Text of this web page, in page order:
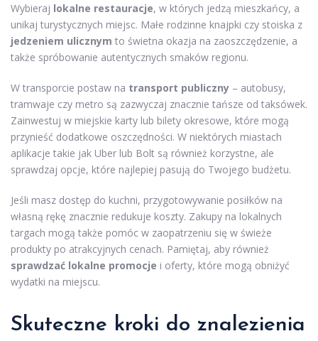
Wybieraj lokalne restauracje, w których jedzą mieszkańcy, a
unikaj turystycznych miejsc. Małe rodzinne knajpki czy stoiska z
jedzeniem ulicznym to świetna okazja na zaoszczędzenie, a
także spróbowanie autentycznych smaków regionu.
W transporcie postaw na transport publiczny – autobusy,
tramwaje czy metro są zazwyczaj znacznie tańsze od taksówek.
Zainwestuj w miejskie karty lub bilety okresowe, które mogą
przynieść dodatkowe oszczędności. W niektórych miastach
aplikacje takie jak Uber lub Bolt są również korzystne, ale
sprawdzaj opcje, które najlepiej pasują do Twojego budżetu.
Jeśli masz dostęp do kuchni, przygotowywanie posiłków na
własną rękę znacznie redukuje koszty. Zakupy na lokalnych
targach mogą także pomóc w zaopatrzeniu się w świeże
produkty po atrakcyjnych cenach. Pamiętaj, aby również
sprawdzać lokalne promocje i oferty, które mogą obniżyć
wydatki na miejscu.
Skuteczne kroki do znalezienia